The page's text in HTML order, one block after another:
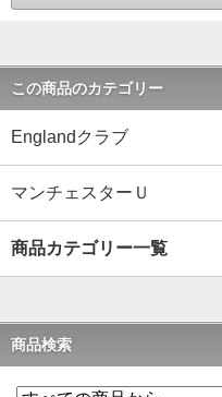
この商品のカテゴリー
Englandクラブ
マンチェスターＵ
商品カテゴリー一覧
商品検索